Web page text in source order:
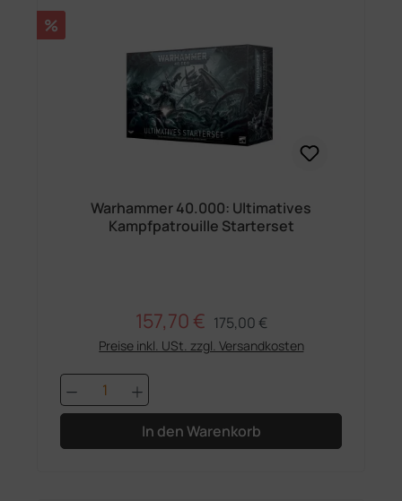
Rabatt
%
Warhammer 40.000: Ultimatives
Kampfpatrouille Starterset
Verkaufspreis:
157,70 € Regulärer Preis:
175,00 €
Preise inkl. USt. zzgl. Versandkosten
Produkt Anzahl: Gib den
In den Warenkorb